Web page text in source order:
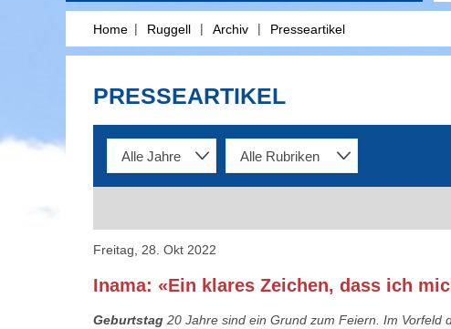
Home | Ruggell | Archiv | Presseartikel
PRESSEARTIKEL
Freitag, 28. Okt 2022
Inama: «Ein klares Zeichen, dass ich
Geburtstag 20 Jahre sind ein Grund zum Feiern. Im Vorfeld